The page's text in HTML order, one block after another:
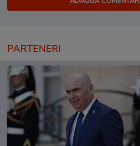
PARTENERI